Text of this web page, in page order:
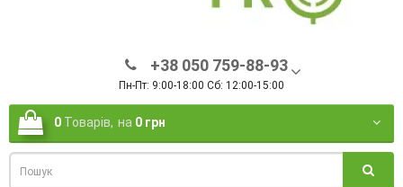
+38 050 759-88-93
Пн-Пт: 9:00-18:00 Сб: 12:00-15:00
0 Товарів, на 0 грн